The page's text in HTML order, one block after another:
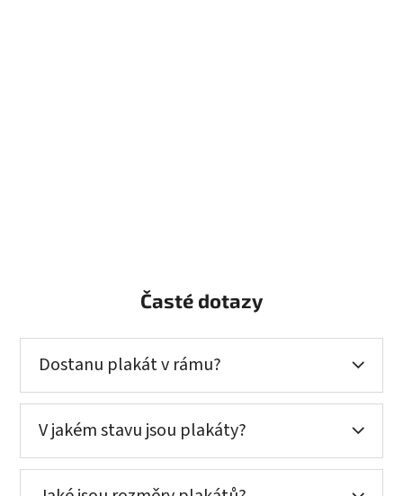
Časté dotazy
Dostanu plakát v rámu?
V jakém stavu jsou plakáty?